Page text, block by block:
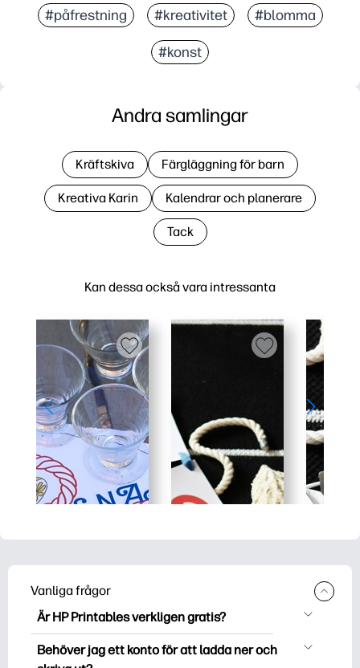
#påfrestning #kreativitet #blomma
#konst
Kan dessa också vara intressanta
Andra samlingar
Kräftskiva Färgläggning för barn
Kreativa Karin Kalendrar och planerare
Tack
Vanliga frågor
Är HP Printables verkligen gratis?
HP Printables erbjuder över 2500 gratis
utskriftsmaterial att ladda ner och
Behöver jag ett konto för att ladda ner och